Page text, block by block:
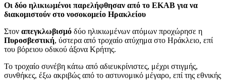
Οι δύο ηλικιωμένοι παρελήφθησαν από το ΕΚΑΒ για να
διακομιστούν στο νοσοκομείο Ηρακλείου
Στον απεγκλωβισμό δύο ηλικιωμένων ατόμων προχώρησε η
Πυροσβεστική, ύστερα από τροχαίο ατύχημα στο Ηράκλειο, επί
του βόρειου οδικού άξονα Κρήτης.
Το τροχαίο συνέβη κάτω από αδιευκρίνιστες, μέχρι στιγμής,
συνθήκες, έξω ακριβώς από το αστυνομικό μέγαρο, επί της εθνικής